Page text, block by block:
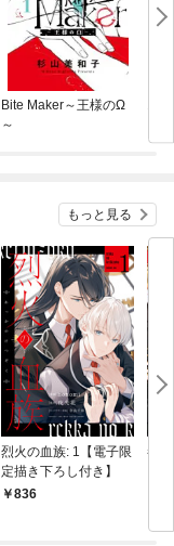
Bite Maker～王様のΩ
～
もっと見る
烈火の血族: 1【電子限
定描き下ろし付き】
836
眷